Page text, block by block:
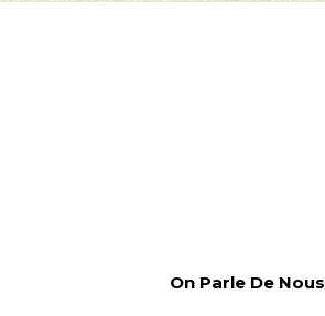
On Parle De Nous